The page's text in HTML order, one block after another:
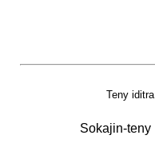
Teny iditra
Sokajin-teny